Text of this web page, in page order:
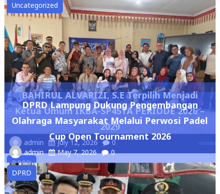
Uncategorized
BAHIRUL ALVARIZI, S.E Terpilih Menjadi
Ketua Umum IKBA-SP45TA PERIODE 2026 –
2029
admin July 12, 2026 0
DPRD
DPRD Lampung Dukung Pengembangan
Olahraga Masyarakat Melalui Perwosi Padel
Cup Open Tournament 2026
admin May 7, 2026 0
DPRD